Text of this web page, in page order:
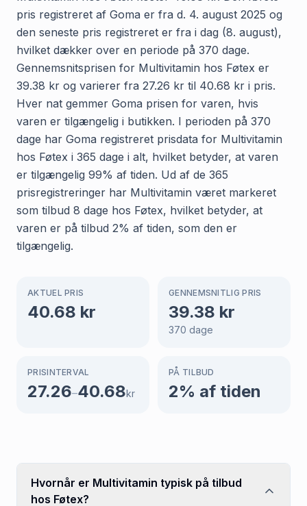
pris registreret af Goma er fra d. 4. august 2025 og
den seneste pris registreret er fra i dag (8. august),
hvilket dækker over en periode på 370 dage.
Gennemsnitsprisen for Multivitamin hos Føtex er
39.38 kr og varierer fra 27.26 kr til 40.68 kr i pris.
Hver nat gemmer Goma prisen for varen, hvis
varen er tilgængelig i butikken. I perioden på 370
dage har Goma registreret prisdata for Multivitamin
hos Føtex i 365 dage i alt, hvilket betyder, at varen
er tilgængelig 99% af tiden. Ud af de 365
prisregistreringer har Multivitamin været markeret
som tilbud 8 dage hos Føtex, hvilket betyder, at
varen er på tilbud 2% af tiden, som den er
tilgængelig.
AKTUEL PRIS
40.68 kr
GENNEMSNITLIG PRIS
39.38 kr
370 dage
PRISINTERVAL
27.26–40.68kr
PÅ TILBUD
2% af tiden
Hvornår er Multivitamin typisk på tilbud
hos Føtex?